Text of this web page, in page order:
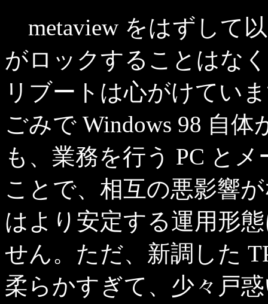
metaview をはずして
がロックすることはな
リブートは心がけてい
ごみで Windows 98 自
も、業務を行う PC と
ことで、相互の悪影響
はより安定する運用形
せん。ただ、新調した
柔らかすぎて、少々戸